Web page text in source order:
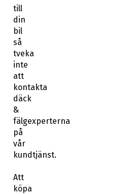
till
din
bil
så
tveka
inte
att
kontakta
däck
&
fälgexperterna
på
vår
kundtjänst.
Att
köpa